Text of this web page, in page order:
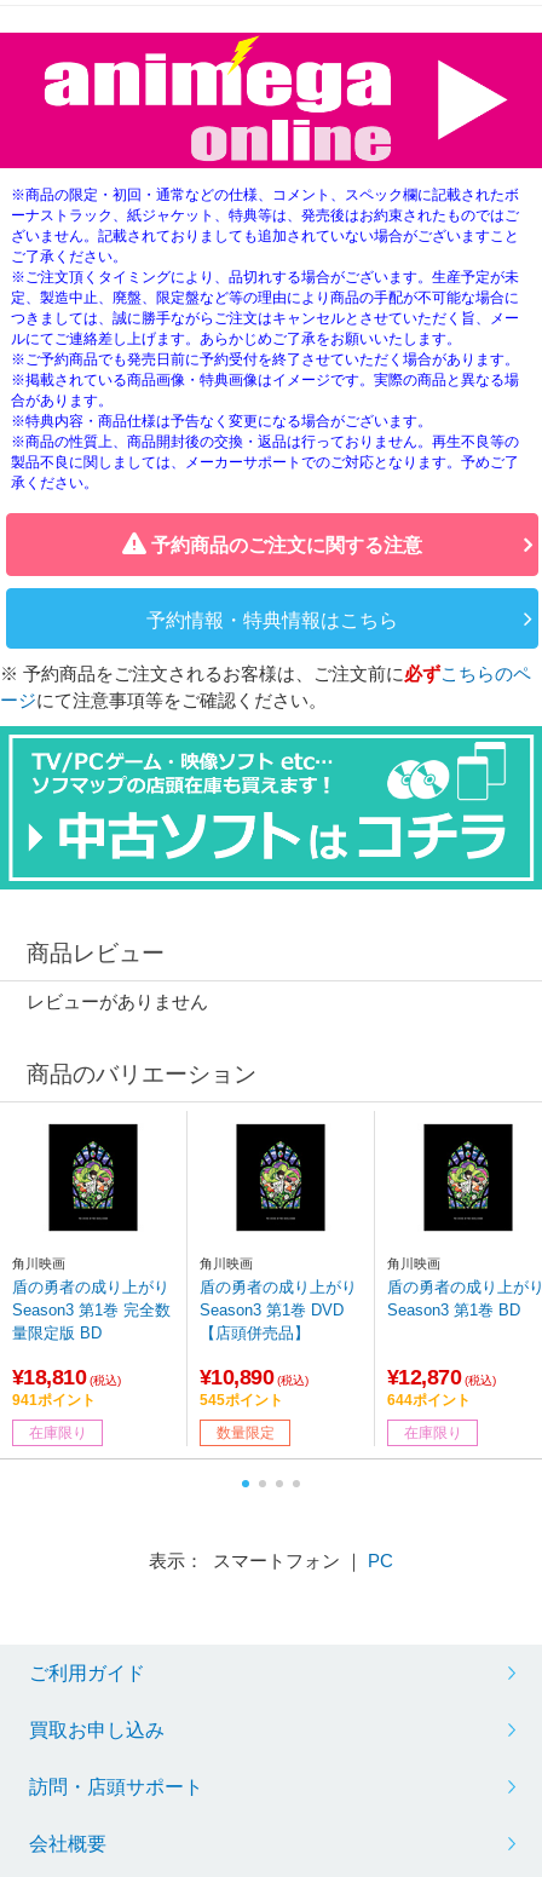
※商品の限定・初回・通常などの仕様、コメント、スペック欄に記載されたボ
ーナストラック、紙ジャケット、特典等は、発売後はお約束されたものではご
ざいません。記載されておりましても追加されていない場合がございますこと
ご了承ください。
※ご注文頂くタイミングにより、品切れする場合がございます。生産予定が未
定、製造中止、廃盤、限定盤など等の理由により商品の手配が不可能な場合に
つきましては、誠に勝手ながらご注文はキャンセルとさせていただく旨、メー
ルにてご連絡差し上げます。あらかじめご了承をお願いいたします。
※ご予約商品でも発売日前に予約受付を終了させていただく場合があります。
※掲載されている商品画像・特典画像はイメージです。実際の商品と異なる場
合があります。
※特典内容・商品仕様は予告なく変更になる場合がございます。
※商品の性質上、商品開封後の交換・返品は行っておりません。再生不良等の
製品不良に関しましては、メーカーサポートでのご対応となります。予めご了
承ください。
予約商品のご注文に関する注意
予約情報・特典情報はこちら
※ 予約商品をご注文されるお客様は、ご注文前に必ずこちらのペ
ージにて注意事項等をご確認ください。
商品レビュー
レビューがありません
商品のバリエーション
角川映画
盾の勇者の成り上がり
Season3 第1巻 完全数
量限定版 BD
¥18,810 (税込)
941ポイント
在庫限り
角川映画
盾の勇者の成り上がり
Season3 第1巻 DVD
【店頭併売品】
¥10,890 (税込)
545ポイント
数量限定
角川映画
盾の勇者の成り上が
Season3 第1巻 BD
¥12,870 (税込)
644ポイント
在庫限り
表示： スマートフォン ｜ PC
ご利用ガイド
買取お申し込み
訪問・店頭サポート
会社概要